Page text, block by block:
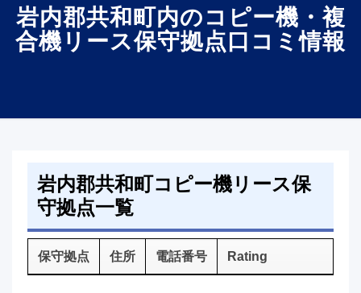
岩内郡共和町内のコピー機・複
合機リース保守拠点口コミ情報
岩内郡共和町コピー機リース保
守拠点一覧
保守拠点 住所 電話番号 Rating